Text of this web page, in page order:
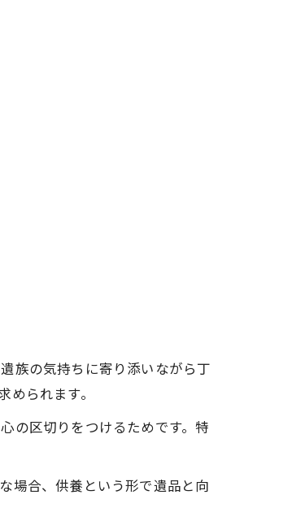
族の気持ちに寄り添いながら丁
られます。
の区切りをつけるためです。特
場合、供養という形で遺品と向